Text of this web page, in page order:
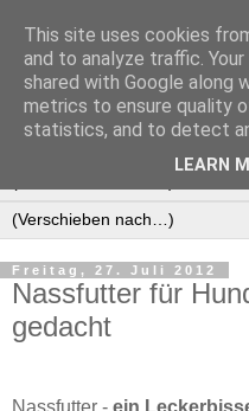
Manus
außer
Freitag, 27. Juli 2012
Nassfutter für
gedacht
Nassfutter - ein
This site uses cookies
and to analyze traffic.
shared with Google along
metrics to ensure quality
statistics, and to detect
LEARN